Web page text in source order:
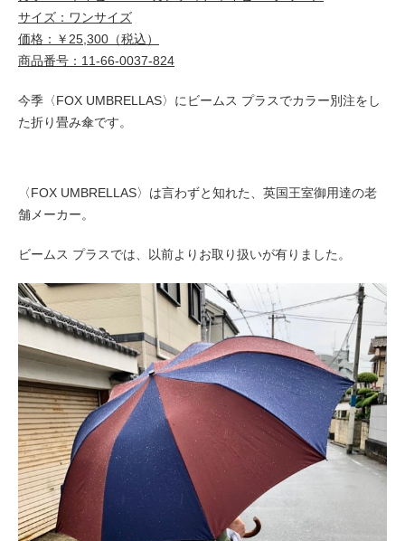
サイズ：ワンサイズ
価格：￥25,300（税込）
商品番号：11-66-0037-824
今季〈FOX UMBRELLAS〉にビームス プラスでカラー別注をし
た折り畳み傘です。
〈FOX UMBRELLAS〉は言わずと知れた、英国王室御用達の老
舗メーカー。
ビームス プラスでは、以前よりお取り扱いが有りました。